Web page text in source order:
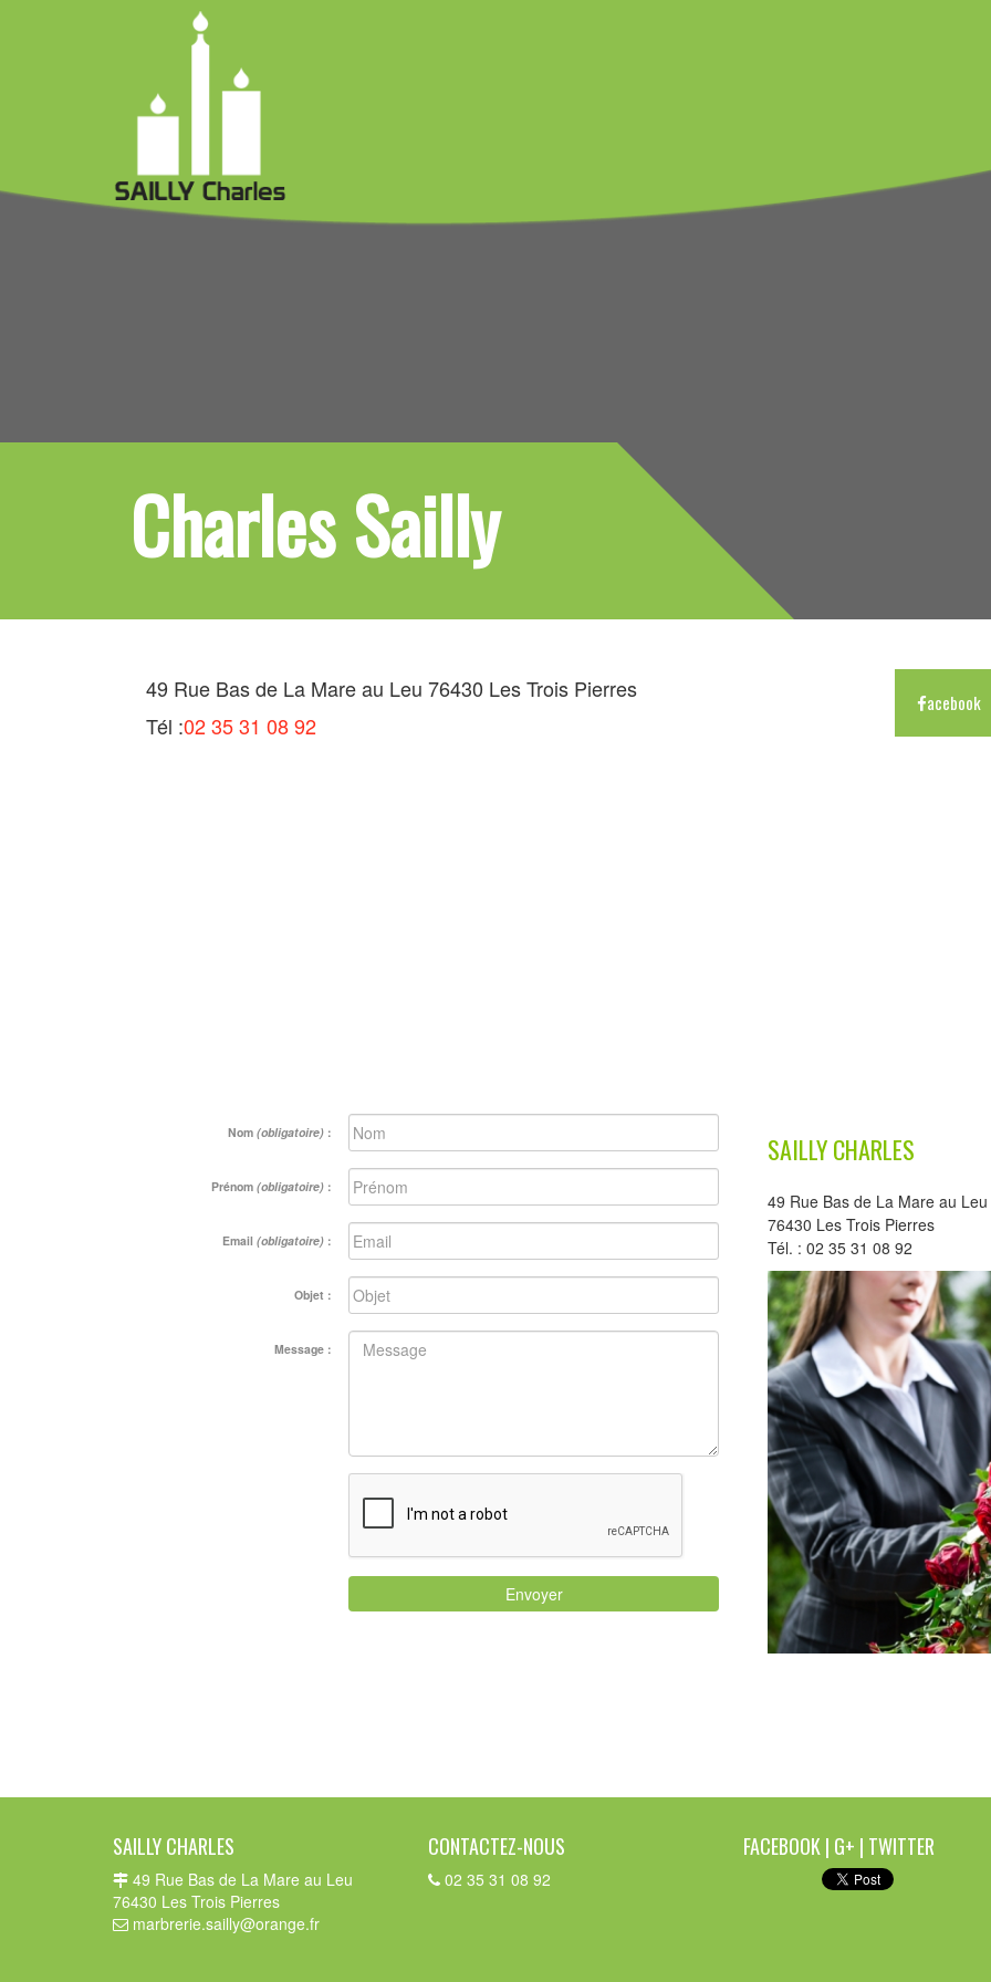
Charles Sailly
49 Rue Bas de La Mare au Leu 76430 Les Trois Pierres
Tél :02 35 31 08 92
acebook
Nom (obligatoire):
Prénom (obligatoire):
Email (obligatoire):
Objet :
Message :
SAILLY CHARLES
49 Rue Bas de La Mare au Leu
76430 Les Trois Pierres
Tél. : 02 35 31 08 92
SAILLY CHARLES
49 Rue Bas de La Mare au Leu
76430 Les Trois Pierres
marbrerie.sailly@orange.fr
CONTACTEZ-NOUS
02 35 31 08 92
FACEBOOK | G+ | TWITTER